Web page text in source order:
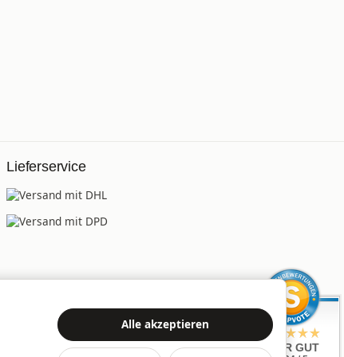
Lieferservice
Alle akzeptieren
SEHR GUT